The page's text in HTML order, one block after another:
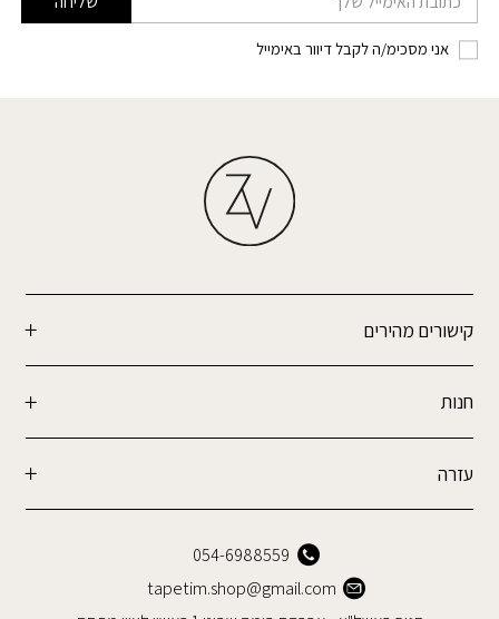
אני מסכימ/ה לקבל דיוור באימייל
קישורים מהירים
חנות
עזרה
054-6988559
tapetim.shop@gmail.com